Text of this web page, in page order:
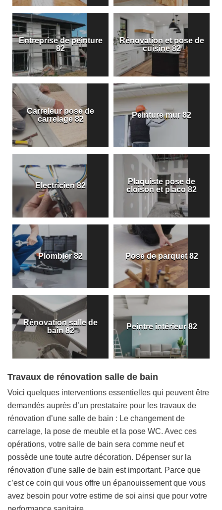
Entreprise de peinture
82
Rénovation et pose de
cuisine 82
Carreleur pose de
carrelage 82
Peinture mur 82
Electricien 82
Plaquiste pose de
cloison et placo 82
Plombier 82 Pose de parquet 82
Rénovation salle de
bain 82
Peintre intérieur 82
Travaux de rénovation salle de bain
Voici quelques interventions essentielles qui peuvent être
demandés auprès d’un prestataire pour les travaux de
rénovation d’une salle de bain : Le changement de
carrelage, la pose de meuble et la pose WC. Avec ces
opérations, votre salle de bain sera comme neuf et
possède une toute autre décoration. Dépenser sur la
rénovation d’une salle de bain est important. Parce que
c’est ce coin qui vous offre un épanouissement que vous
avez besoin pour votre estime de soi ainsi que pour votre